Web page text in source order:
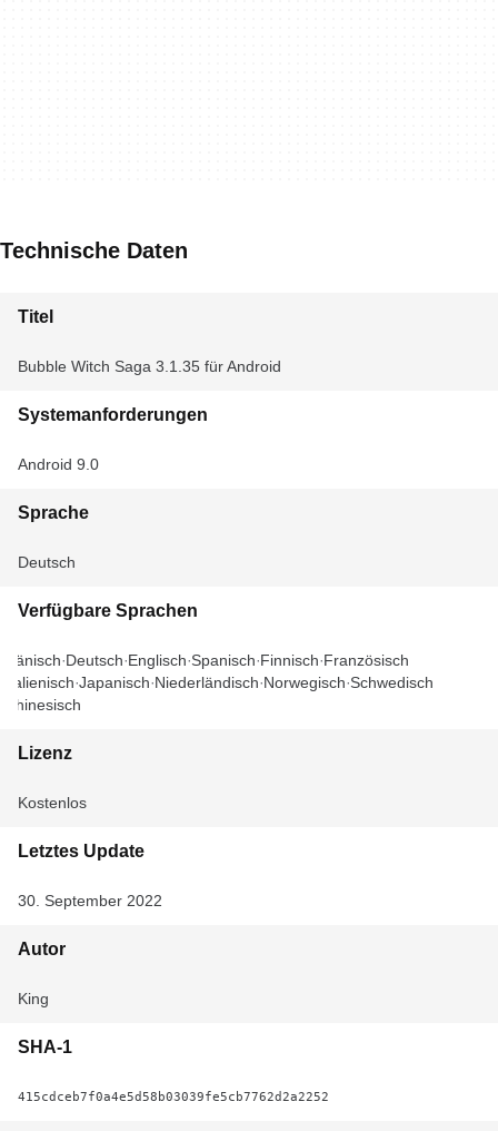
Technische Daten
Titel
Bubble Witch Saga 3.1.35 für Android
Systemanforderungen
Android 9.0
Sprache
Deutsch
Verfügbare Sprachen
Dänisch Deutsch Englisch Spanisch Finnisch Französisch
Italienisch Japanisch Niederländisch Norwegisch Schwedisch
Chinesisch
Lizenz
Kostenlos
Letztes Update
30. September 2022
Autor
King
SHA-1
415cdceb7f0a4e5d58b03039fe5cb7762d2a2252